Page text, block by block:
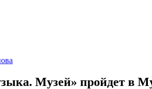
Музей» пройдет в